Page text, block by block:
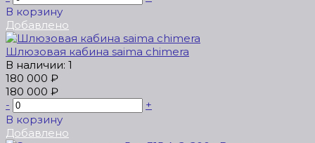
В корзину
Добавлено
Шлюзовая кабина saima chimera
В наличии: 1
180 000 ₽
180 000 ₽
-
+
В корзину
Добавлено